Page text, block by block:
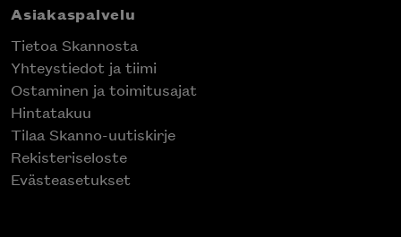
Asiakaspalvelu
Tietoa Skannosta
Yhteystiedot ja tiimi
Ostaminen ja toimitusajat
Hintatakuu
Tilaa Skanno-uutiskirje
Rekisteriseloste
Evästeasetukset